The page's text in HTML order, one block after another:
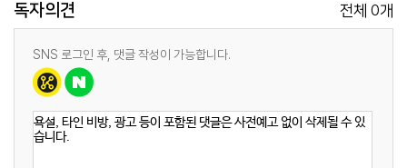
독자의견 전체 0개
SNS 로그인 후, 댓글 작성이 가능합니다.